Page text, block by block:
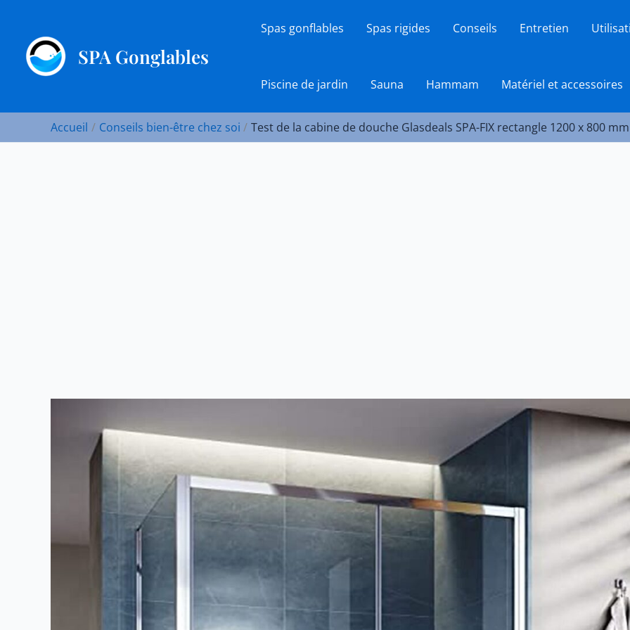
contenu
SPA Gonglables
Spas gonflables Spas rigides Conseils Entretien
Piscine de jardin Sauna Hammam Matériel et accessoires
Accueil Conseils bien-être chez soi Test de la cabine de douche Glasdeals SPA-FIX rectangle 1200 x 800 mm